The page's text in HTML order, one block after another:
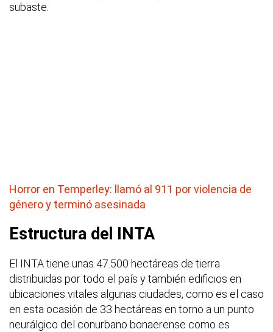
subaste.
Horror en Temperley: llamó al 911 por violencia de
género y terminó asesinada
Estructura del INTA
El INTA tiene unas 47.500 hectáreas de tierra
distribuidas por todo el país y también edificios en
ubicaciones vitales algunas ciudades, como es el caso
en esta ocasión de 33 hectáreas en torno a un punto
neurálgico del conurbano bonaerense como es